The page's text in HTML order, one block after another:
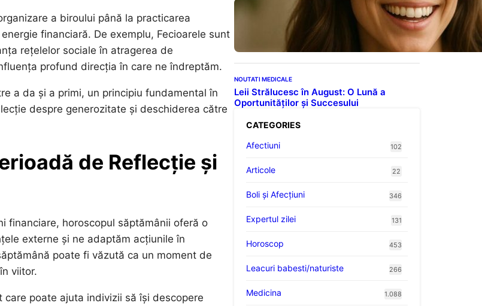
a biroului până la practicarea
financiară. De exemplu, Fecioarele sunt
rețelelor sociale în atragerea de
profund direcția în care ne îndreptăm.
a da și a primi, un principiu fundamental în
despre generozitate și deschiderea către
de Reflecție și
financiare, horoscopul săptămânii oferă o
externe și ne adaptăm acțiunile în
poate fi văzută ca un moment de
viitor.
poate ajuta indivizii să își descopere
Ceaiul – Băutura care
protejează inima:
Descoperiri recente despre
beneficiile consumului zilnic
NOUTATI MEDICALE
Leii Strălucesc în August: O Lună a
Oportunităților și Succesului
CATEGORIES
Afectiuni
102
Articole 22
Boli și Afecțiuni 346
Expertul zilei 131
Horoscop 453
Leacuri babesti/naturiste 266
Medicina 1.088